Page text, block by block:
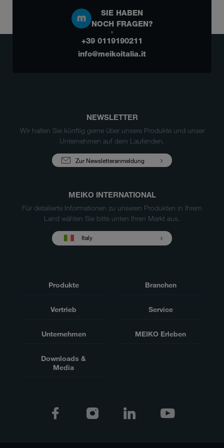
SIE HABEN
NOCH FRAGEN?
+39 0119190211
info@meikoitalia.it
NEWSLETTER
Wir halten Sie künftig gerne über unsere Produkte und unser
Unternehmen auf dem Laufenden.
Zur Newsletteranmeldung
MEIKO INTERNATIONAL
Für detailierte Informationen zu unseren Produkten in Ihrem
Land wählen Sie bitte unten Ihren Markt aus.
Italy
Produkte Branchen
Vertrieb Service
Unternehmen MEIKO Erleben
Downloads &
Media